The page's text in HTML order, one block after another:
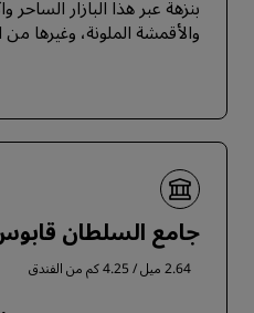
بنزهة عبر هذا البازار الساحر
والأقمشة الملونة، وغيرها
جامع السلطان قابوس
2.64 ميل / 4.25 كم من الفندق